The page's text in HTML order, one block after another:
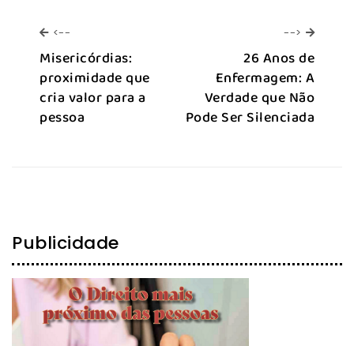
<--
Misericórdias:
proximidade que
cria valor para a
pessoa
--> -->
26 Anos de
Enfermagem: A
Verdade que Não
Pode Ser Silenciada
Publicidade